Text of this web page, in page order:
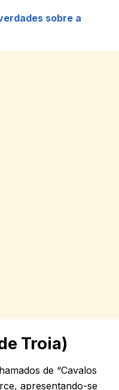
sobre a
Troia)
de “Cavalos
apresentando-se